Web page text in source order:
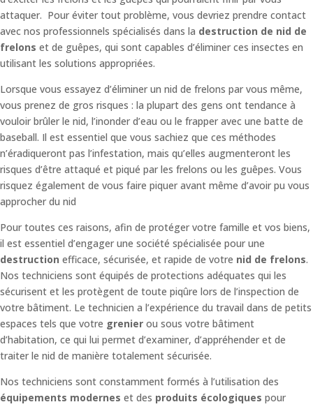
attaquer. Pour éviter tout problème, vous devriez prendre contact
avec nos professionnels spécialisés dans la destruction de nid de
frelons et de guêpes, qui sont capables d’éliminer ces insectes en
utilisant les solutions appropriées.
Lorsque vous essayez d’éliminer un nid de frelons par vous même,
vous prenez de gros risques : la plupart des gens ont tendance à
vouloir brûler le nid, l’inonder d’eau ou le frapper avec une batte de
baseball. Il est essentiel que vous sachiez que ces méthodes
n’éradiqueront pas l’infestation, mais qu’elles augmenteront les
risques d’être attaqué et piqué par les frelons ou les guêpes. Vous
risquez également de vous faire piquer avant même d’avoir pu vous
approcher du nid
Pour toutes ces raisons, afin de protéger votre famille et vos biens,
il est essentiel d’engager une société spécialisée pour une
destruction efficace, sécurisée, et rapide de votre nid de frelons.
Nos techniciens sont équipés de protections adéquates qui les
sécurisent et les protègent de toute piqûre lors de l’inspection de
votre bâtiment. Le technicien a l’expérience du travail dans de petits
espaces tels que votre grenier ou sous votre bâtiment
d’habitation, ce qui lui permet d’examiner, d’appréhender et de
traiter le nid de manière totalement sécurisée.
Nos techniciens sont constamment formés à l’utilisation des
équipements modernes et des produits écologiques pour